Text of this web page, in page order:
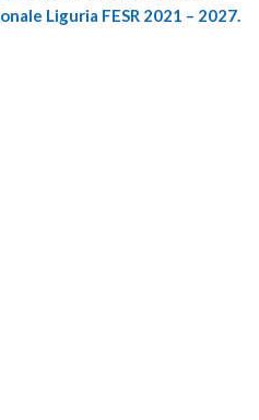
Liguria FESR 2021 – 2027.